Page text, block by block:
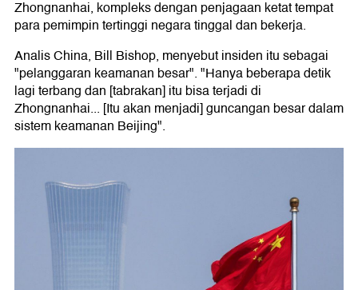
Zhongnanhai, kompleks dengan penjagaan ketat tempat
para pemimpin tertinggi negara tinggal dan bekerja.
Analis China, Bill Bishop, menyebut insiden itu sebagai
"pelanggaran keamanan besar". "Hanya beberapa detik
lagi terbang dan [tabrakan] itu bisa terjadi di
Zhongnanhai... [Itu akan menjadi] guncangan besar dalam
sistem keamanan Beijing".